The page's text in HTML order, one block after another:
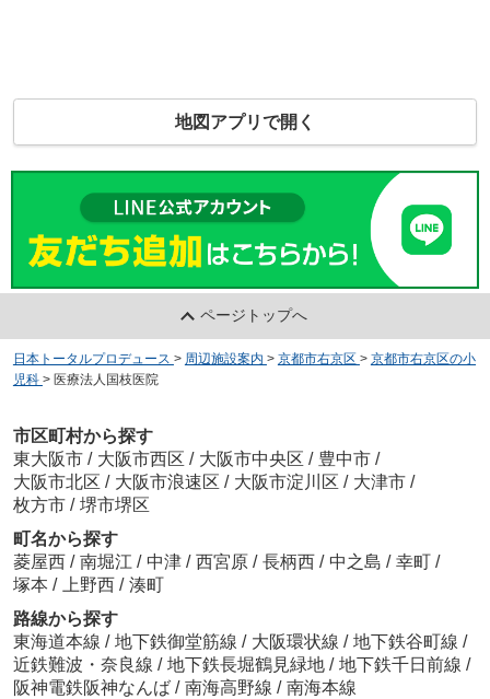
地図アプリで開く
ページトップへ
日本トータルプロデュース > 周辺施設案内 > 京都市右京区 > 京都市右京区の小
児科 > 医療法人国枝医院
市区町村から探す
東大阪市 / 大阪市西区 / 大阪市中央区 / 豊中市 /
大阪市北区 / 大阪市浪速区 / 大阪市淀川区 / 大津市 /
枚方市 / 堺市堺区
町名から探す
菱屋西 / 南堀江 / 中津 / 西宮原 / 長柄西 / 中之島 / 幸町 /
塚本 / 上野西 / 湊町
路線から探す
東海道本線 / 地下鉄御堂筋線 / 大阪環状線 / 地下鉄谷町線 /
近鉄難波・奈良線 / 地下鉄長堀鶴見緑地 / 地下鉄千日前線 /
阪神電鉄阪神なんば / 南海高野線 / 南海本線